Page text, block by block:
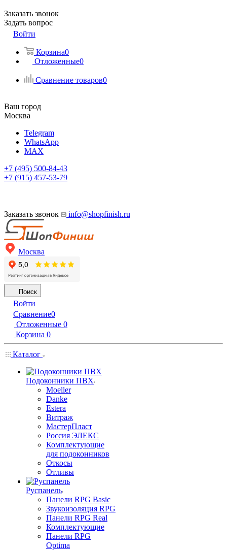
Заказать звонок
Задать вопрос
Войти
Корзина0
Отложенные0
Сравнение товаров0
Ваш город
Москва
Telegram
WhatsApp
MAX
+7 (495) 500-84-43
+7 (915) 457-53-79
Заказать звонок info@shopfinish.ru
Москва
Поиск
Войти
Сравнение0
Отложенные 0
Корзина 0
Каталог
Подоконники ПВХ
Moeller
Danke
Estera
Витраж
МастерПласт
Россия ЭЛЕКС
Комплектующие
для подоконников
Откосы
Отливы
Руспанель
Панели RPG Basic
Звукоизоляция RPG
Панели RPG Real
Комплектующие
Панели RPG
Optima